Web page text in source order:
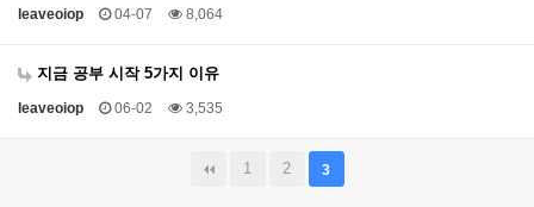
leaveoiop 04-07 8,064
지금 공부 시작 5가지 이유
leaveoiop 06-02 3,535
1 2 3